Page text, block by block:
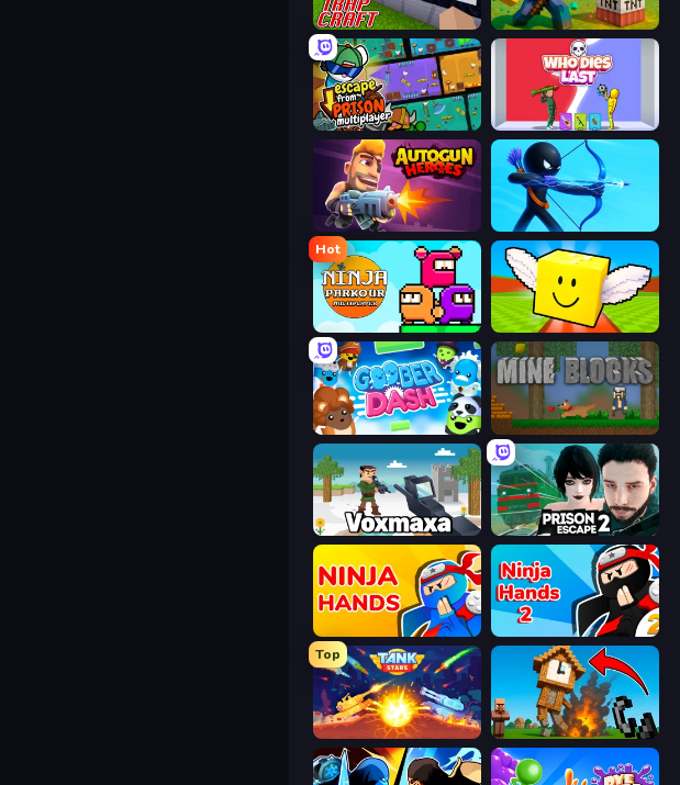
Trap Craft Voxel Playground: Ragdoll Noob
Escape From Prison Multiplayer Who Dies Last?
Autogun Heroes Archers Random
Hot
Ninja Parkour Multiplayer Lucky Brainrot Blocks Online
Goober Dash Mine Blocks
Voxmaxa Prison Escape 2
Ninja Hands Ninja Hands 2
Top
Tank Stars Noob Fuse